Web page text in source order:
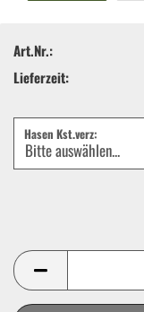
Art.Nr.:
Lieferzeit:
Hasen Kst.verz: